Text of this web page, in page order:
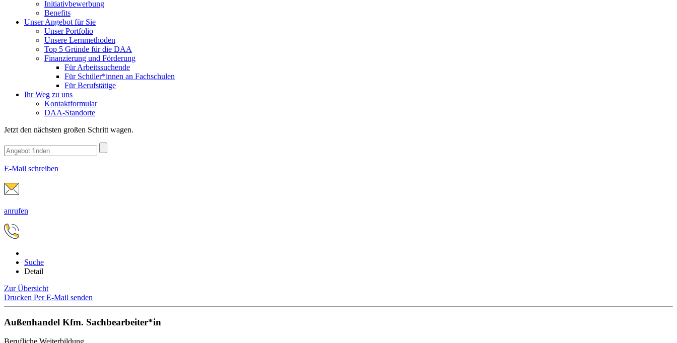
Initiativbewerbung
Benefits
Unser Angebot für Sie
Unser Portfolio
Unsere Lernmethoden
Top 5 Gründe für die DAA
Finanzierung und Förderung
Für Arbeitssuchende
Für Schüler*innen an Fachschulen
Für Berufstätige
Ihr Weg zu uns
Kontaktformular
DAA-Standorte
Jetzt den nächsten großen Schritt wagen.
E-Mail schreiben
anrufen
Suche
Detail
Zur Übersicht
Drucken Per E-Mail senden
Außenhandel Kfm. Sachbearbeiter*in